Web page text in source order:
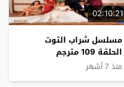
02:10:21
مسلسل شراب التوت
الحلقة 109 مترجم
منذ 7 أشهر